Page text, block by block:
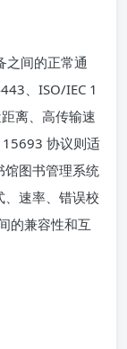
间的正常通
、ISO/IEC 1
离、高传输速
15693 协议则适
馆图书管理系统
速率、错误校
的兼容性和互